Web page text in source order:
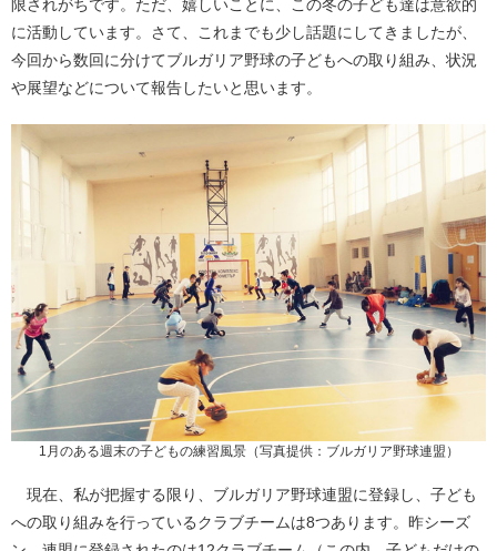
限されがちです。ただ、嬉しいことに、この冬の子ども達は意欲的
に活動しています。さて、これまでも少し話題にしてきましたが、
今回から数回に分けてブルガリア野球の子どもへの取り組み、状況
や展望などについて報告したいと思います。
1月のある週末の子どもの練習風景（写真提供：ブルガリア野球連盟）
現在、私が把握する限り、ブルガリア野球連盟に登録し、子ども
への取り組みを行っているクラブチームは8つあります。昨シーズ